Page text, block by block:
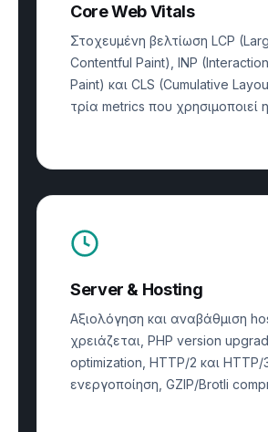
Core Web Vitals
Στοχευμένη βελτίωση LCP
Contentful Paint), INP
Paint) και CLS (Cumulative
τρία metrics που χρησιμοποιεί
Server & Hosting
Αξιολόγηση και αναβάθμιση
χρειάζεται, PHP version
optimization, HTTP/2 και HTTP/
ενεργοποίηση, GZIP/Brotli